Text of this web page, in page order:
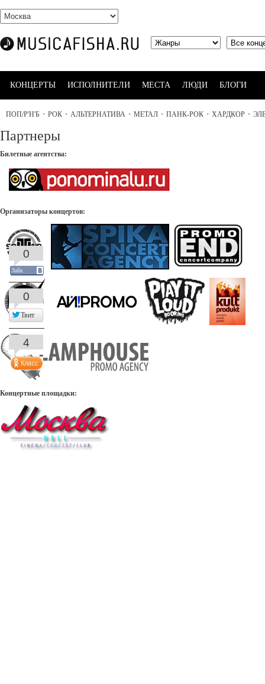
КОНЦЕРТЫ ИСПОЛНИТЕЛИ МЕСТА ЛЮДИ БЛОГИ
ПОП/Р'Н'Б • РОК • АЛЬТЕРНАТИВА • МЕТАЛ • ПАНК-РОК • ХАРДКОР •
Партнеры
Билетные агентства:
Организаторы концертов:
Концертные площадки:
0
Лайк
0
Твит
4